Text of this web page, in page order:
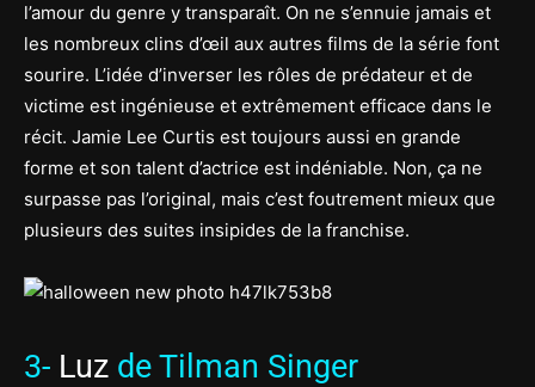
l’amour du genre y transparaît. On ne s’ennuie jamais et
les nombreux clins d’œil aux autres films de la série font
sourire. L’idée d’inverser les rôles de prédateur et de
victime est ingénieuse et extrêmement efficace dans le
récit. Jamie Lee Curtis est toujours aussi en grande
forme et son talent d’actrice est indéniable. Non, ça ne
surpasse pas l’original, mais c’est foutrement mieux que
plusieurs des suites insipides de la franchise.
3- Luz de Tilman Singer